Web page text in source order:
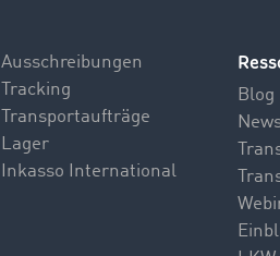
Ausschreibungen
Tracking
Transportaufträge
Lager
Inkasso International
Blog